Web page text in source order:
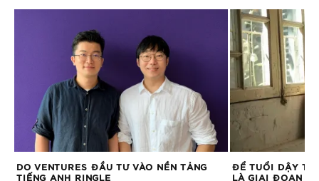
DO VENTURES ĐẦU TƯ VÀO NỀN TẢNG
TIẾNG ANH RINGLE
ĐỂ TUỔI DẬY THÌ
LÀ GIAI ĐOẠN